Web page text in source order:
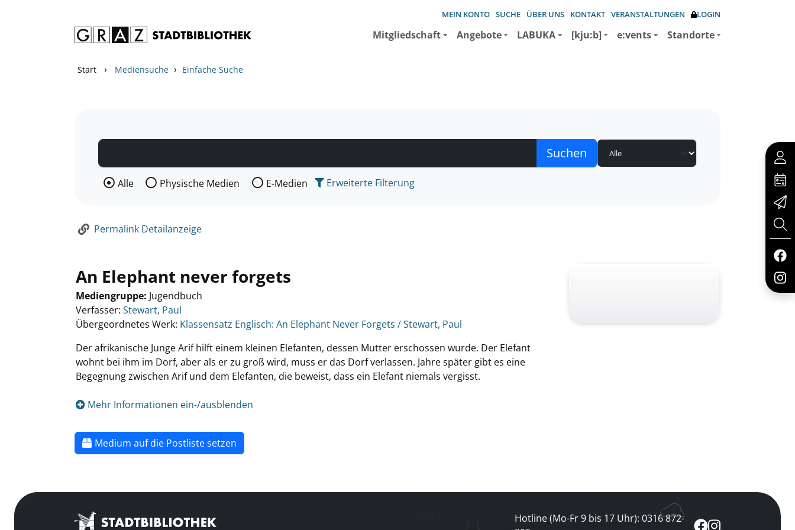
MEIN KONTO SUCHE ÜBER UNS KONTAKT VERANSTALTUNGEN LOGIN
Mitgliedschaft Angebote LABUKA [kju:b] e:vents Standorte
Start › Mediensuche › Einfache Suche
Wählen Sie die Medienart nach der Sie suchen wollen.
Alle Physische Medien E-Medien Erweiterte Filterung
Permalink Detailanzeige
An Elephant never forgets
Mediengruppe: Jugendbuch
Verfasser: Stewart, Paul
Übergeordnetes Werk: Klassensatz Englisch: An Elephant Never Forgets / Stewart, Paul
Der afrikanische Junge Arif hilft einem kleinen Elefanten, dessen Mutter erschossen wurde. Der Elefant
wohnt bei ihm im Dorf, aber als er zu groß wird, muss er das Dorf verlassen. Jahre später gibt es eine
Begegnung zwischen Arif und dem Elefanten, die beweist, dass ein Elefant niemals vergisst.
Mehr Informationen ein-/ausblenden
Medium auf die Postliste setzen
Hotline (Mo-Fr 9 bis 17 Uhr): 0316 872-